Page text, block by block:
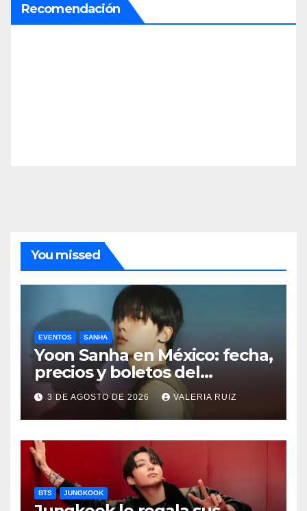
Recomendación
You missed
EVENTOS SANHA
Yoon Sanha en México: fecha,
precios y boletos del
FANCON
3 DE AGOSTO DE 2026 VALERIA RUIZ
BTS JUNGKOOK